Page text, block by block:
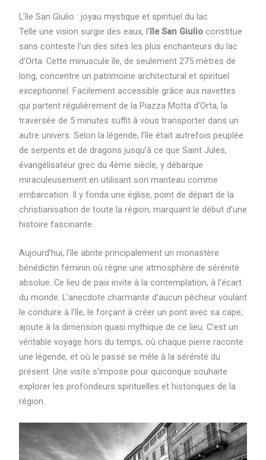
L’île San Giulio : joyau mystique et spirituel du lac
Telle une vision surgie des eaux, l’île San Giulioconstitue
sans conteste l’un des sites les plus enchanteurs du lac
d’Orta. Cette minuscule île, de seulement 275 mètres de
long, concentre un patrimoine architectural et spirituel
exceptionnel. Facilement accessible grâce aux navettes
qui partent régulièrement de la Piazza Motta d’Orta, la
traversée de 5 minutes suffit à vous transporter dans un
autre univers. Selon la légende, l’île était autrefois peuplée
de serpents et de dragons jusqu’à ce que Saint Jules,
évangélisateur grec du 4ème siècle, y débarque
miraculeusement en utilisant son manteau comme
embarcation. Il y fonda une église, point de départ de la
christianisation de toute la région, marquant le début d’une
histoire fascinante.
Aujourd’hui, l’île abrite principalement un monastère
bénédictin féminin où règne une atmosphère de sérénité
absolue. Ce lieu de paix invite à la contemplation, à l’écart
du monde. L’anecdote charmante d’aucun pêcheur voulant
le conduire à l’île, le forçant à créer un pont avec sa cape,
ajoute à la dimension quasi mythique de ce lieu. C’est un
véritable voyage hors du temps, où chaque pierre raconte
une légende, et où le passé se mêle à la sérénité du
présent. Une visite s’impose pour quiconque souhaite
explorer les profondeurs spirituelles et historiques de la
région.